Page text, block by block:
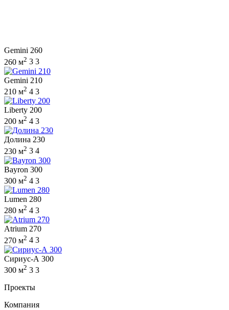
Gemini 260
260 м2 3 3
Gemini 210
210 м2 4 3
Liberty 200
200 м2 4 3
Долина 230
230 м2 3 4
Bayron 300
300 м2 4 3
Lumen 280
280 м2 4 3
Atrium 270
270 м2 4 3
Сириус-А 300
300 м2 3 3
Проекты
Компания